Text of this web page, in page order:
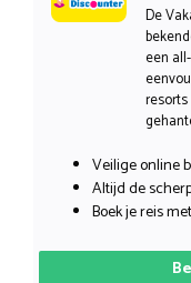
De
een
Veilige online
Altijd de
Boek je reis